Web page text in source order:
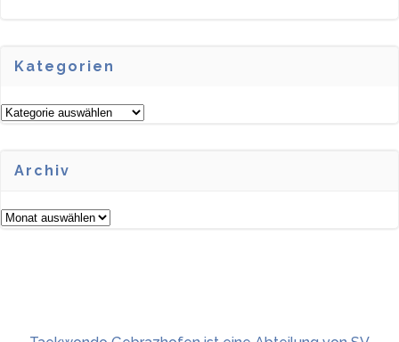
Kategorien
Kategorien
Archiv
Archiv